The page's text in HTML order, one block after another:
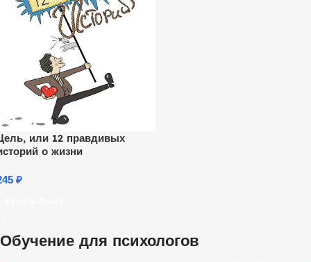
или 12 правдивых
о жизни
₽
Обучение для психологов